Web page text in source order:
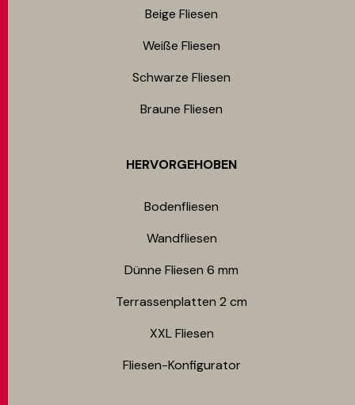
Beige Fliesen
Weiße Fliesen
Schwarze Fliesen
Braune Fliesen
HERVORGEHOBEN
Bodenfliesen​
Wandfliesen
Dünne Fliesen 6 mm​
Terrassenplatten 2 cm
XXL Fliesen
Fliesen-Konfigurator